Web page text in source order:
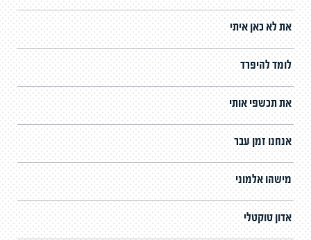
את לא כאן איתי
לומד להיפרד
את תכשפי אותי
אנחנו זמן עבר
מישהו אלמוני
אדון טוקטלי